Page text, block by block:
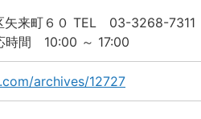
矢来町６０ TEL 03-3268-7311
時間 10:00 ～ 17:00
archives/12727